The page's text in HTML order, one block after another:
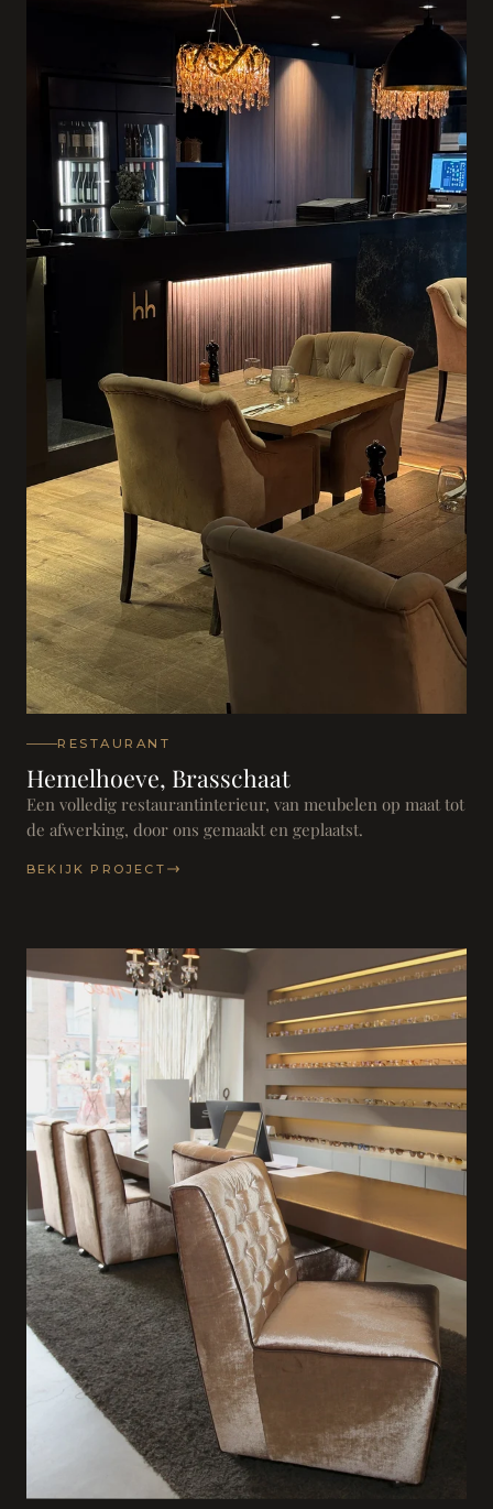
RESTAURANT
Hemelhoeve, Brasschaat
Een volledig restaurantinterieur, van meubelen op maat tot
de afwerking, door ons gemaakt en geplaatst.
BEKIJK PROJECT